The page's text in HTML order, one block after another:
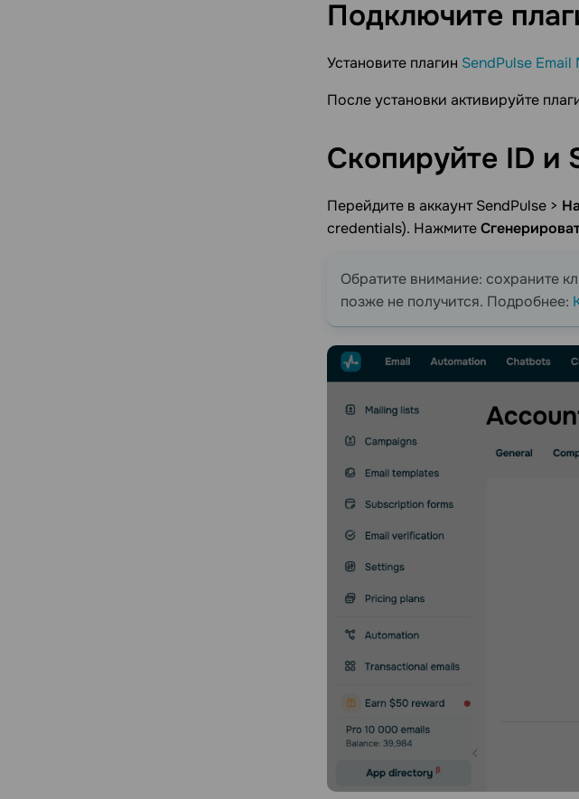
Подключите
Установите плагин SendPulse
После установки активируйте
Скопируйте ID и
Перейдите в аккаунт SendPulse >
credentials). Нажмите
Обратите внимание: сохраните
позже не получится. Подробнее: